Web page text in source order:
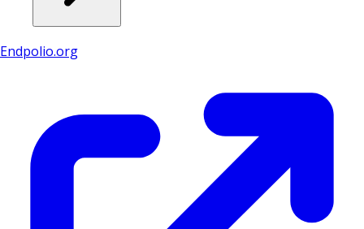
Endpolio.org